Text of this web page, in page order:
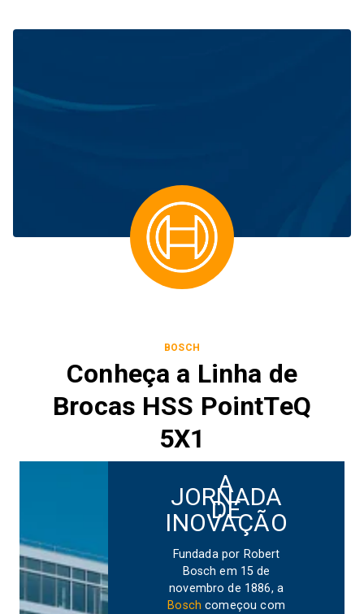
BOSCH
Conheça a Linha de
Brocas HSS PointTeQ
5X1
A
JORNADA
DE
INOVAÇÃO
Fundada por Robert
Bosch em 15 de
novembro de 1886, a
Bosch começou com